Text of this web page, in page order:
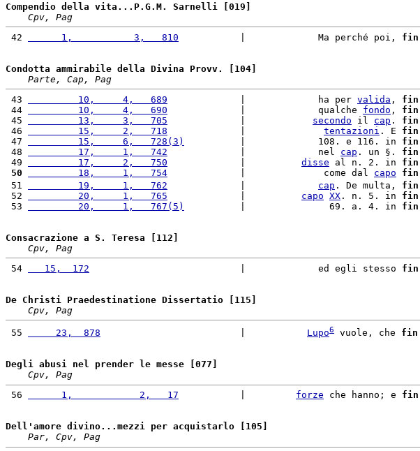
Compendio della vita...P.G.M. Sarnelli [019]
Cpv, Pag
42
      1,           3,   810
           |             Ma perché poi,
fin
Condotta ammirabile della Divina Provv. [104]
Parte, Cap, Pag
43
         10,     4,   689
             |             ha per
valida , fin
44
         10,     4,   690
             |             qualche
fondo , fin
45
         13,     3,   705
secondo il cap . fin
46
         15,     2,   718
tentazioni . E fin
47
         15,     6,   728(3)
          |             108. e 116. in
fin
48
         17,     1,   742
             |             nel
cap . un §. fin
49
         17,     2,   750
disse al n. 2. in fin
50
         18,     1,   754
             |              come dal
capo fin
51
         19,     1,   762
cap . De multa, fin
52
         20,     1,   765
capo XX . n. 5. in fin
53
         20,     1,   767(5)
          |               69. a. 4. in
fin
Consacrazione a S. Teresa [112]
Cpv, Pag
54
   15,  172
                           |             ed egli stesso
fin
De Christi Praedestinatione Dissertatio [115]
Cpv, Pag
55
     23,  878
Lupo6 vuole, che fin
Degli abusi nel prender le messe [077]
Cpv, Pag
56
      1,            2,   17
forze che hanno; e fin
Dell'amore divino...mezzi per acquistarlo [105]
Par, Cpv, Pag